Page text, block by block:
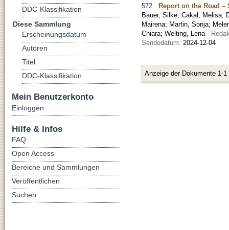
572 Report on the Road
Bauer, Silke; Cakal, Melisa;
Mairena; Martin, Sonja;
Chiara; Welting, Lena
Sendedatum: 2024-12-04
Anzeige der Dokumente 1-1
DDC-Klassifikation
Diese Sammlung
Erscheinungsdatum
Autoren
Titel
DDC-Klassifikation
Mein Benutzerkonto
Einloggen
Hilfe & Infos
FAQ
Open Access
Bereiche und Sammlungen
Veröffentlichen
Suchen